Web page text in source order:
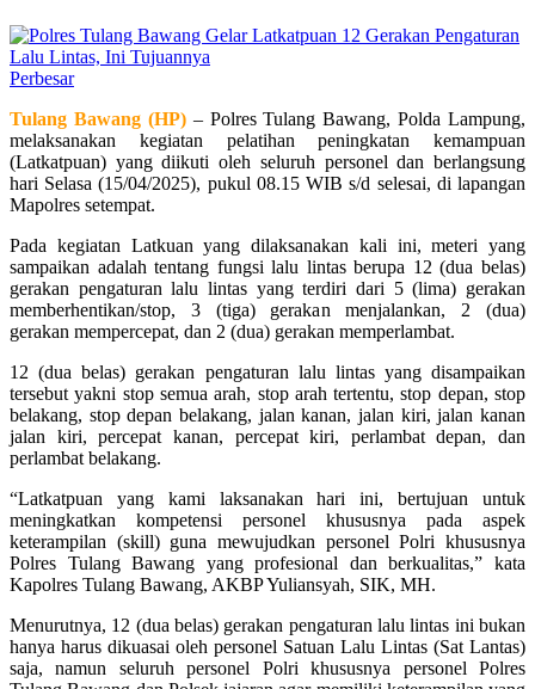
Perbesar
Tulang Bawang (HP)– Polres Tulang Bawang, Polda Lampung,
melaksanakan kegiatan pelatihan peningkatan kemampuan
(Latkatpuan) yang diikuti oleh seluruh personel dan berlangsung
hari Selasa (15/04/2025), pukul 08.15 WIB s/d selesai, di lapangan
Mapolres setempat.
Pada kegiatan Latkuan yang dilaksanakan kali ini, meteri yang
sampaikan adalah tentang fungsi lalu lintas berupa 12 (dua belas)
gerakan pengaturan lalu lintas yang terdiri dari 5 (lima) gerakan
memberhentikan/stop, 3 (tiga) gerakan menjalankan, 2 (dua)
gerakan mempercepat, dan 2 (dua) gerakan memperlambat.
12 (dua belas) gerakan pengaturan lalu lintas yang disampaikan
tersebut yakni stop semua arah, stop arah tertentu, stop depan, stop
belakang, stop depan belakang, jalan kanan, jalan kiri, jalan kanan
jalan kiri, percepat kanan, percepat kiri, perlambat depan, dan
perlambat belakang.
“Latkatpuan yang kami laksanakan hari ini, bertujuan untuk
meningkatkan kompetensi personel khususnya pada aspek
keterampilan (skill) guna mewujudkan personel Polri khususnya
Polres Tulang Bawang yang profesional dan berkualitas,” kata
Kapolres Tulang Bawang, AKBP Yuliansyah, SIK, MH.
Menurutnya, 12 (dua belas) gerakan pengaturan lalu lintas ini bukan
hanya harus dikuasai oleh personel Satuan Lalu Lintas (Sat Lantas)
saja, namun seluruh personel Polri khususnya personel Polres